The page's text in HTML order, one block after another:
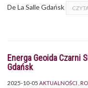
De La Salle Gdańsk
Energa Geoida Czarni
Gdańsk
2025-10-05 AKTUALNOŚCI